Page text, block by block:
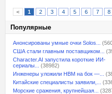
< 1 2 3 4 5 6 7 8
Популярные
Анонсированы умные очки Solos...
США стали главным поставщиком...
Character.AI запустила короткие ИИ-
сериалы...
(38982)
Инженеры уложили HBM на бок —...
Китайские специалисты заявили,...
Морские сражения, крупнейшая...